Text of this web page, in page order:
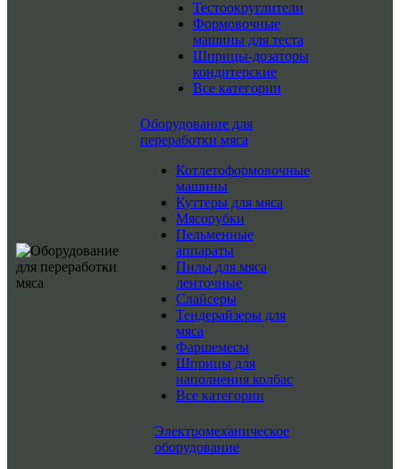
Тестоокруглители
Формовочные
машины для теста
Шприцы-дозаторы
кондитерские
Все категории
Оборудование для
переработки мяса
Котлетоформовочные
машины
Куттеры для мяса
Мясорубки
Пельменные
аппараты
Пилы для мяса
ленточные
Слайсеры
Тендерайзеры для
мяса
Фаршемесы
Шприцы для
наполнения колбас
Все категории
Электромеханическое
оборудование